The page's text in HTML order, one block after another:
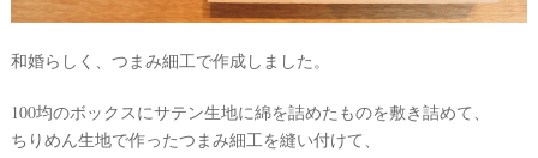
和婚らしく、つまみ細工で作成しました。
100均のボックスにサテン生地に綿を詰めたものを敷き詰めて、
ちりめん生地で作ったつまみ細工を縫い付けて、